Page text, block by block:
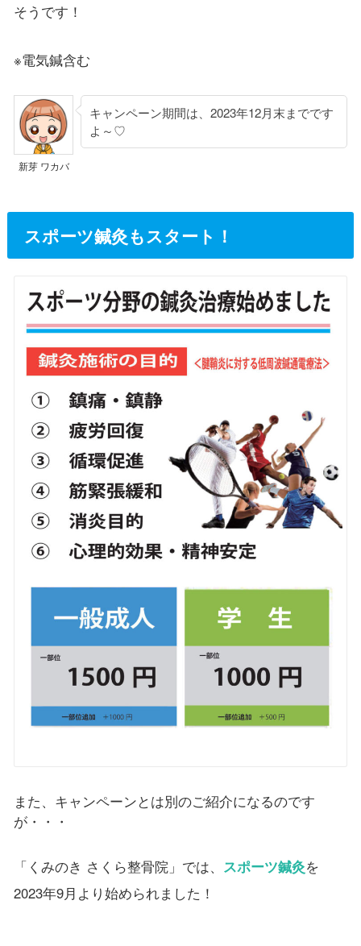
そうです！
※電気鍼含む
新芽 ワカバ
キャンペーン期間は、2023年12月末までです
よ～♡
スポーツ鍼灸もスタート！
また、キャンペーンとは別のご紹介になるのです
が・・・
「くみのき さくら整骨院」では、 スポーツ鍼灸を
2023年9月より始められました！